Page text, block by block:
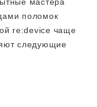
поломок
re:device чаще
следующие